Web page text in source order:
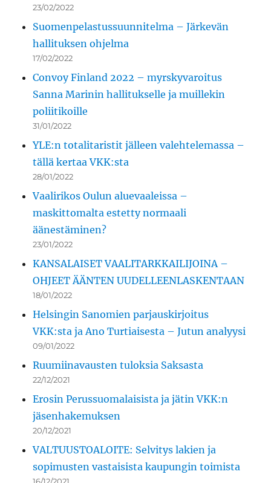
23/02/2022
Suomenpelastussuunnitelma – Järkevän
hallituksen ohjelma
17/02/2022
Convoy Finland 2022 – myrskyvaroitus
Sanna Marinin hallitukselle ja muillekin
poliitikoille
31/01/2022
YLE:n totalitaristit jälleen valehtelemassa –
tällä kertaa VKK:sta
28/01/2022
Vaalirikos Oulun aluevaaleissa –
maskittomalta estetty normaali
äänestäminen?
23/01/2022
KANSALAISET VAALITARKKAILIJOINA –
OHJEET ÄÄNTEN UUDELLEENLASKENTAAN
18/01/2022
Helsingin Sanomien parjauskirjoitus
VKK:sta ja Ano Turtiaisesta – Jutun analyysi
09/01/2022
Ruumiinavausten tuloksia Saksasta
22/12/2021
Erosin Perussuomalaisista ja jätin VKK:n
jäsenhakemuksen
20/12/2021
VALTUUSTOALOITE: Selvitys lakien ja
sopimusten vastaisista kaupungin toimista